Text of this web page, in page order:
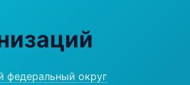
федеральный округ